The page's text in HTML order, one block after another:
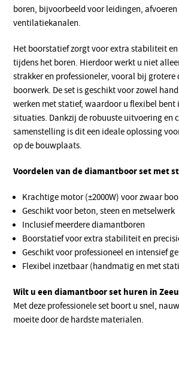
boren, bijvoorbeeld voor leidingen,
ventilatiekanalen.
Het boorstatief zorgt voor extra stabiliteit
tijdens het boren. Hierdoor werkt u niet
strakker en professioneler, vooral bij grotere
boorwerk. De set is geschikt voor zowel
werken met statief, waardoor u flexibel bent
situaties. Dankzij de robuuste uitvoering en
samenstelling is dit een ideale oplossing
op de bouwplaats.
Voordelen van de diamantboor set met
Krachtige motor (±2000W) voor zwaar
Geschikt voor beton, steen en metselwerk
Inclusief meerdere diamantboren
Boorstatief voor extra stabiliteit en
Geschikt voor professioneel en intensief
Flexibel inzetbaar (handmatig en met
Wilt u een diamantboor set huren in
Met deze professionele set boort u snel,
moeite door de hardste materialen.